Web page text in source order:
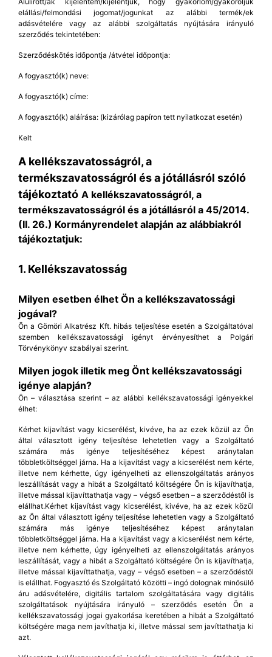
elállási/felmondási jogomat/jogunkat az alábbi termék/ek
adásvételére vagy az alábbi szolgáltatás nyújtására irányuló
szerződés tekintetében:
Szerződéskötés időpontja /átvétel időpontja:
A fogyasztó(k) neve:
A fogyasztó(k) címe:
A fogyasztó(k) aláírása: (kizárólag papíron tett nyilatkozat esetén)
Kelt
A kellékszavatosságról, a
termékszavatosságról és a jótállásról szóló
tájékoztató A kellékszavatosságról, a
termékszavatosságról és a jótállásról a 45/2014.
(II. 26.) Kormányrendelet alapján az alábbiakról
tájékoztatjuk:
1. Kellékszavatosság
Milyen esetben élhet Ön a kellékszavatossági
jogával?
Ön a Gömöri Alkatrész Kft. hibás teljesítése esetén a Szolgáltatóval
szemben kellékszavatossági igényt érvényesíthet a Polgári
Törvénykönyv szabályai szerint.
Milyen jogok illetik meg Önt kellékszavatossági
igénye alapján?
Ön – választása szerint – az alábbi kellékszavatossági igényekkel
élhet:
Kérhet kijavítást vagy kicserélést, kivéve, ha az ezek közül az Ön
által választott igény teljesítése lehetetlen vagy a Szolgáltató
számára más igénye teljesítéséhez képest aránytalan
többletköltséggel járna. Ha a kijavítást vagy a kicserélést nem kérte,
illetve nem kérhette, úgy igényelheti az ellenszolgáltatás arányos
leszállítását vagy a hibát a Szolgáltató költségére Ön is kijavíthatja,
illetve mással kijavíttathatja vagy – végső esetben – a szerződéstől is
elállhat.Kérhet kijavítást vagy kicserélést, kivéve, ha az ezek közül
az Ön által választott igény teljesítése lehetetlen vagy a Szolgáltató
számára más igénye teljesítéséhez képest aránytalan
többletköltséggel járna. Ha a kijavítást vagy a kicserélést nem kérte,
illetve nem kérhette, úgy igényelheti az ellenszolgáltatás arányos
leszállítását, vagy a hibát a Szolgáltató költségére Ön is kijavíthatja,
illetve mással kijavíttathatja, vagy – végső esetben – a szerződéstől
is elállhat. Fogyasztó és Szolgáltató közötti – ingó dolognak minősülő
áru adásvételére, digitális tartalom szolgáltatására vagy digitális
szolgáltatások nyújtására irányuló – szerződés esetén Ön a
kellékszavatossági jogai gyakorlása keretében a hibát a Szolgáltató
költségére maga nem javíthatja ki, illetve mással sem javíttathatja ki
azt.